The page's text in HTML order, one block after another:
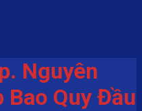
Nguyên
Bao Quy Đầu